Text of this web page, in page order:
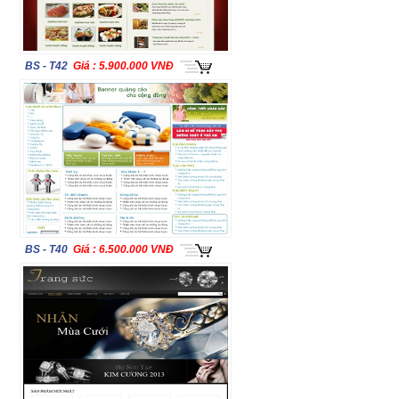
BS - T42 Giá : 5.900.000 VNĐ
BS - T40 Giá : 6.500.000 VNĐ